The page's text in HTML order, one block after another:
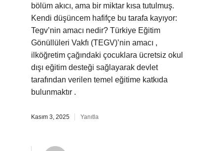
bölüm akıcı, ama bir miktar kısa tutulmuş.
Kendi düşüncem hafifçe bu tarafa kayıyor:
Tegv’nin amacı nedir? Türkiye Eğitim
Gönüllüleri Vakfı (TEGV)’nin amacı ,
ilköğretim çağındaki çocuklara ücretsiz okul
dışı eğitim desteği sağlayarak devlet
tarafından verilen temel eğitime katkıda
bulunmaktır .
Kasım 3, 2025 Yanıtla